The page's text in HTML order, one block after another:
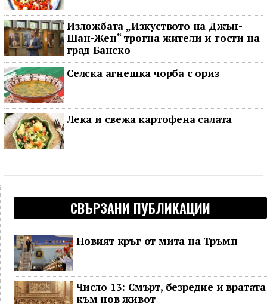
Изложбата „Изкуството на Джън-
Шан-Жен“ трогна жители и гости на
град Банско
Селска агнешка чорба с ориз
Лека и свежа картофена салата
СВЪРЗАНИ ПУБЛИКАЦИИ
Новият кръг от мита на Тръмп
Число 13: Смърт, безредие и вратата
към нов живот